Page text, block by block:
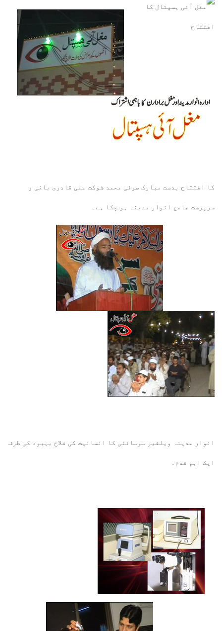
کا افتتاح بدست مبارک صوفی محمد شوکت علی قادری بانی و
سرپرست جامع انوار مدینہ ہو چکا ہے۔
انوار مدینہ ویلفیر سوسائٹی کا انسانیت کی فلاح بہبود کی طرف
ایک اہم قدم۔